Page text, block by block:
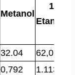
Metanol
1,2-
32.04
62,07
0,792
1.113